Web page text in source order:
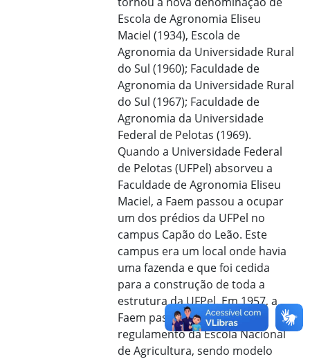
Escola de Agronomia Eliseu
Maciel (1934), Escola de
Agronomia da Universidade Rural
do Sul (1960); Faculdade de
Agronomia da Universidade Rural
do Sul (1967); Faculdade de
Agronomia da Universidade
Federal de Pelotas (1969).
Quando a Universidade Federal
de Pelotas (UFPel) absorveu a
Faculdade de Agronomia Eliseu
Maciel, a Faem passou a ocupar
um dos prédios da UFPel no
campus Capão do Leão. Este
campus era um local onde havia
uma fazenda e que foi cedida
para a construção de toda a
estrutura da UFPel. Em 1957, a
Faem passa a ser regida pelo
regulamento da Escola Nacional
de Agricultura, sendo modelo